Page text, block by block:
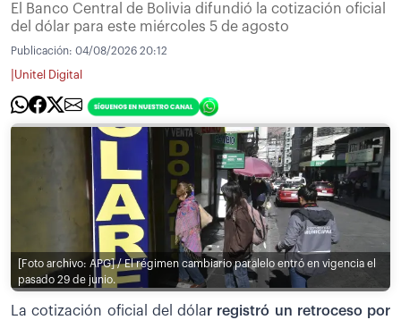
El Banco Central de Bolivia difundió la cotización oficial
del dólar para este miércoles 5 de agosto
Publicación: 04/08/2026 20:12
Unitel Digital
[Foto archivo: APG] / El régimen cambiario paralelo entró en vigencia el
pasado 29 de junio.
La cotización oficial del dólar registró un retroceso por